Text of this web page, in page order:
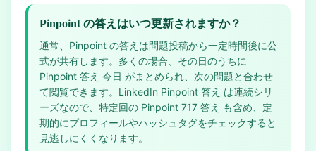
Pinpoint の答えはいつ更新されますか？
通常、Pinpoint の答えは問題投稿から一定時間後に公
式が共有します。多くの場合、その日のうちに
Pinpoint 答え 今日 がまとめられ、次の問題と合わせ
て閲覧できます。LinkedIn Pinpoint 答え は連続シリ
ーズなので、特定回の Pinpoint 717 答え も含め、定
期的にプロフィールやハッシュタグをチェックすると
見逃しにくくなります。